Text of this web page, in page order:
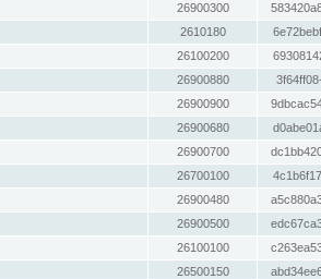
26900300
2610180
26100200
26900880
26900900
26900680
26900700
26700100
26900480
26900500
26100100
26500150